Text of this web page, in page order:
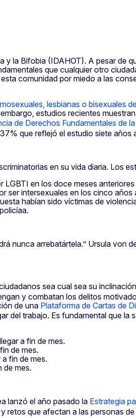
la Bifobia (IDAHOT). A pesar de
que cualquier otro
comunidad por miedo a las
lesbianas o bisexuales
estudios recientes
de Derechos Fundamentales de
que reflejó el estudio siete años
en su vida diaria. Los
en los doce meses
ser intersexuales en los cinco años
habían sido víctimas de
nunca arrebatártela.” Ursula von
sea cual sea su
y combatan los delitos
de una Plataforma de Cartas de
del trabajo. Es fundamental que
a fin de mes.
de mes.
fin de mes.
de mes.
lanzó el año pasado la Estrategia
que afectan a las personas